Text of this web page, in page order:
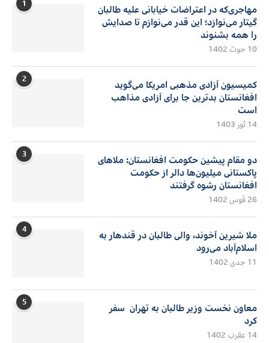
1
مهاجری‌که در اعتراضات خیابانی علیه طالبان
گیتار می‌نوازد؛ این قدر می‌نوازم تا صدایش
را همه بشنوند
10 حوت 1402
2
کمیسیون آزادی مذهبی امریکا می‌گوید
افغانستان بدترین جا برای آزادی مذاهب
است
14 ثور 1403
3
دو مقام پیشین حکومت افغانستان: ملاهای
پاکستانی میلیون‌ها دالر از حکومت
افغانستان رشوه گرفتند
26 قوس 1402
4
ملا شیرین آخوند، والی طالبان در قندهار به
اسلام‌آباد می‌رود
11 جدی 1402
5
معاون نخست وزیر طالبان به تهران سفر
کرد
14 عقرب 1402